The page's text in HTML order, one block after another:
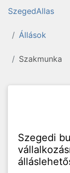
SzegedAllas
Állások
Szakmunka
Szegedi